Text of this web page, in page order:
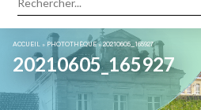
ACCUEIL » PHOTOTHÈQUE»20210605_165927
20210605_165927